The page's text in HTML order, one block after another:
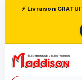
⚡ Livraison